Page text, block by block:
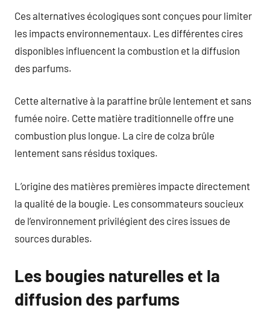
Ces alternatives écologiques sont conçues pour limiter
les impacts environnementaux. Les différentes cires
disponibles influencent la combustion et la diffusion
des parfums.
Cette alternative à la paraffine brûle lentement et sans
fumée noire. Cette matière traditionnelle offre une
combustion plus longue. La cire de colza brûle
lentement sans résidus toxiques.
L’origine des matières premières impacte directement
la qualité de la bougie. Les consommateurs soucieux
de l’environnement privilégient des cires issues de
sources durables.
Les bougies naturelles et la
diffusion des parfums